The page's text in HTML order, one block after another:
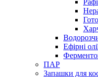
Ефірні
ПАР
Запашки для